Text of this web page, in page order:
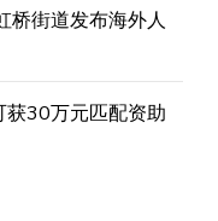
桥街道发布海外人
获30万元匹配资助